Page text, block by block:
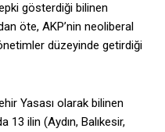
gösterdiği bilinen
öte, AKP’nin neoliberal
düzeyinde getirdiği
Yasası olarak bilinen
13 ilin (Aydın, Balıkesir,